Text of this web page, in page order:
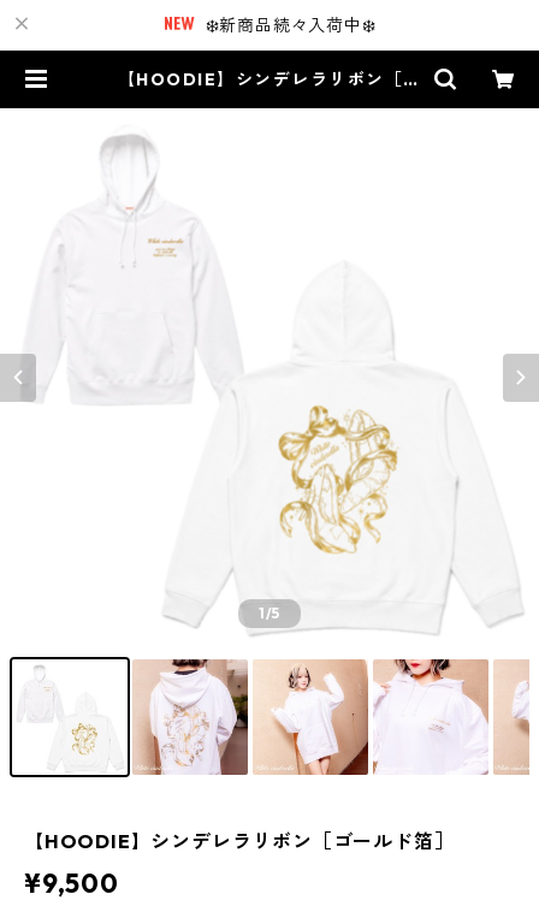
❄️新商品続々入荷中❄️
【HOODIE】シンデレラリボン［ゴ
1/5
【HOODIE】シンデレラリボン［ゴールド箔］
¥9,500